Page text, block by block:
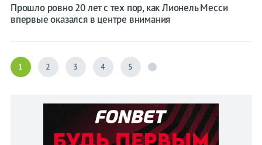
Прошло ровно 20 лет с тех пор, как Лионель Месси
впервые оказался в центре внимания
1 2 3 4 5